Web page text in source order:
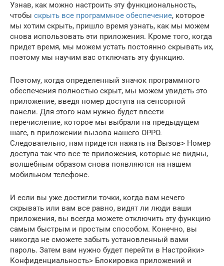
Узнав, как можно настроить эту функциональность,
чтобы скрыть все программное обеспечение, которое
мы хотим скрыть, пришло время узнать, как мы можем
снова использовать эти приложения. Кроме того, когда
придет время, мы можем устать постоянно скрывать их,
поэтому мы научим вас отключать эту функцию.
Поэтому, когда определенный значок программного
обеспечения полностью скрыт, мы можем увидеть это
приложение, введя номер доступа на сенсорной
панели. Для этого нам нужно будет ввести
перечисление, которое мы выбрали на предыдущем
шаге, в приложении вызова нашего OPPO.
Следовательно, нам придется нажать на Вызов> Номер
доступа так что все те приложения, которые не видны,
волшебным образом снова появляются на нашем
мобильном телефоне.
И если вы уже достигли точки, когда вам нечего
скрывать или вам все равно, видят ли люди ваши
приложения, вы всегда можете отключить эту функцию
самым быстрым и простым способом. Конечно, вы
никогда не сможете забыть установленный вами
пароль. Затем вам нужно будет перейти в Настройки>
Конфиденциальность> Блокировка приложений и